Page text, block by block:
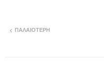
ΠΑΛΑΙΌΤΕΡΗ